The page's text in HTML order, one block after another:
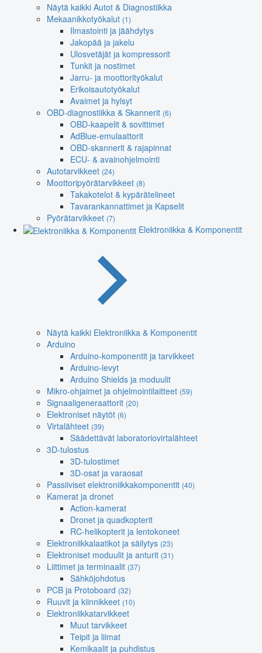
Näytä kaikki Autot & Diagnostiikka
Mekaanikkotyökalut (1)
Ilmastointi ja jäähdytys
Jakopää ja jakelu
Ulosvetäjät ja kompressorit
Tunkit ja nostimet
Jarru- ja moottorityökalut
Erikoisautotyökalut
Avaimet ja hylsyt
OBD-diagnostiikka & Skannerit (6)
OBD-kaapelit & sovittimet
AdBlue-emulaattorit
OBD-skannerit & rajapinnat
ECU- & avainohjelmointi
Autotarvikkeet (24)
Moottoripyörätarvikkeet (8)
Takakotelot & kypärätelineet
Tavarankannattimet ja Kapselit
Pyörätarvikkeet (7)
Elektroniikka & Komponentit
Näytä kaikki Elektroniikka & Komponentit
Arduino
Arduino-komponentit ja tarvikkeet
Arduino-levyt
Arduino Shields ja moduulit
Mikro-ohjaimet ja ohjelmointilaitteet (59)
Signaaligeneraattorit (20)
Elektroniset näytöt (6)
Virtalähteet (39)
Säädettävät laboratoriovirtalähteet
3D-tulostus
3D-tulostimet
3D-osat ja varaosat
Passiiviset elektroniikkakomponentit (40)
Kamerat ja dronet
Action-kamerat
Dronet ja quadkopterit
RC-helikopterit ja lentokoneet
Elektroniikkalaatikot ja säilytys (23)
Elektroniset moduulit ja anturit (31)
Liittimet ja terminaalit (37)
Sähköjohdotus
PCB ja Protoboard (32)
Ruuvit ja kiinnikkeet (10)
Elektroniikkatarvikkeet
Muut tarvikkeet
Teipit ja liimat
Kemikaalit ja puhdistus